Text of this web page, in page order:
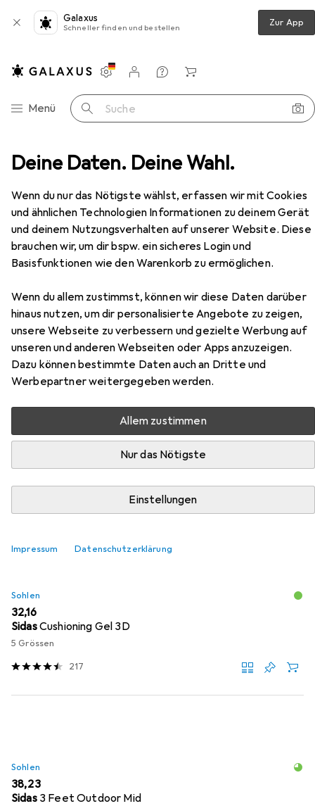
Deine Daten. Deine Wahl.
Wenn du nur das Nötigste wählst, erfassen wir mit Cookies
und ähnlichen Technologien Informationen zu deinem Gerät
und deinem Nutzungsverhalten auf unserer Website. Diese
brauchen wir, um dir bspw. ein sicheres Login und
Basisfunktionen wie den Warenkorb zu ermöglichen.
Wenn du allem zustimmst, können wir diese Daten darüber
hinaus nutzen, um dir personalisierte Angebote zu zeigen,
unsere Webseite zu verbessern und gezielte Werbung auf
unseren und anderen Webseiten oder Apps anzuzeigen.
Dazu können bestimmte Daten auch an Dritte und
Werbepartner weitergegeben werden.
Allem zustimmen
Nur das Nötigste
Einstellungen
Impressum Datenschutzerklärung
Galaxus
Schneller finden und bestellen Zur App
Navigation nach Kategorien
Menü Suche
Einstellungen
Kundenkonto
Vergleichslisten
Merklisten
Warenkorb
Uvex uvexelochter Halbschuh SRC Weite 11
EUR
103,86
Uvexuvexelochter Halbschuh SRC
Weite 11
9 Grössen
Zubehör für Uvex uvexelochter
Halbschuh SRC Weite 11
Hier findest du passendes Zubehör zum Produkt Uvex
Sohlen
EUR
32,16
SidasCushioning Gel 3D
5 Grössen
217
Sohlen
EUR
38,23
Sidas 3 Feet Outdoor Mid